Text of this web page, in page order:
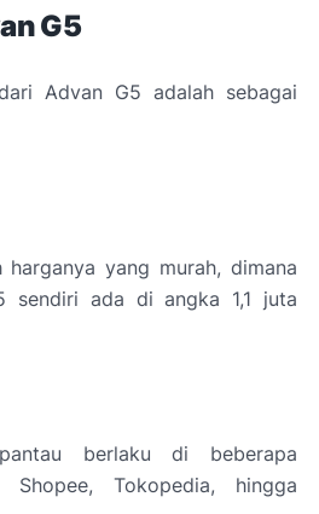
G5
Advan G5 adalah sebagai
yang murah, dimana
sendiri ada di angka 1,1 juta
berlaku di beberapa
Shopee, Tokopedia, hingga